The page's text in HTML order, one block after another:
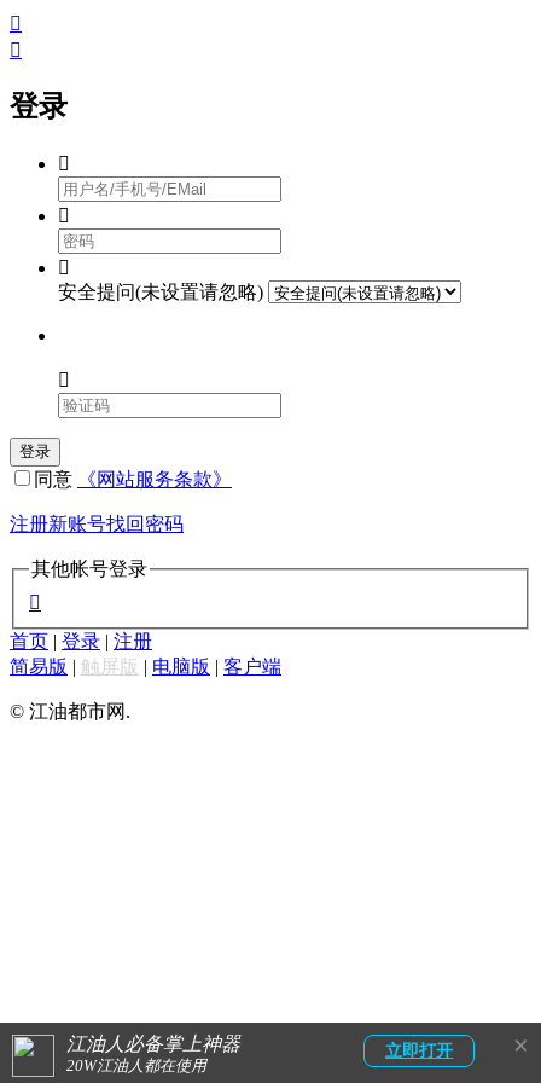
江油人必备掌上神器
20W江油人都在使用
立即打开 ×


登录



安全提问(未设置请忽略)

登录
同意 《网站服务条款》
注册新账号找回密码
其他帐号登录

首页 | 登录 | 注册
简易版 | 触屏版 | 电脑版 | 客户端
© 江油都市网.